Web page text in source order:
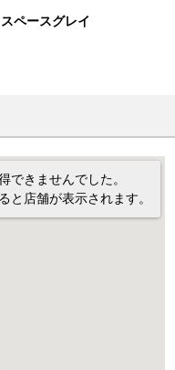
ペースグレイ
できませんでした。
と店舗が表示されます。